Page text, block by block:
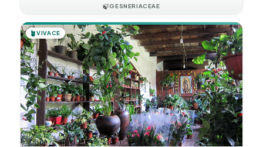
🍃GESNERIACEAE
🪴VIVACE